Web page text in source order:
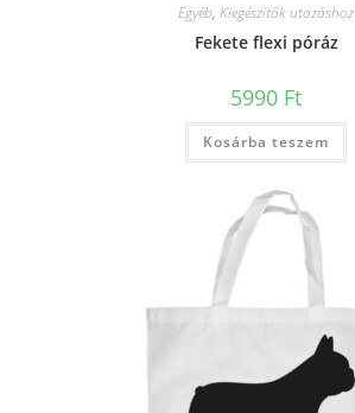
Egyéb, Kiegészítők utazáshoz
Fekete flexi póráz
5990 Ft
Kosárba teszem